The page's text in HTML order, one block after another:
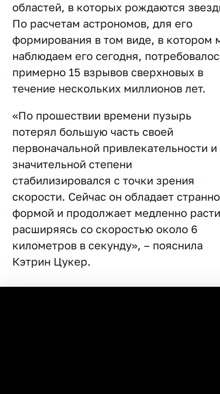
областей, в которых рождаются
По расчетам астрономов, для его
формирования в том виде, в котором
наблюдаем его сегодня,
примерно 15 взрывов сверхновых в
течение нескольких миллионов лет.
«По прошествии времени пузырь
потерял большую часть своей
первоначальной привлекательности и
значительной степени
стабилизировался с точки зрения
скорости. Сейчас он обладает
формой и продолжает медленно
расширяясь со скоростью около 6
километров в секунду», – пояснила
Кэтрин Цукер.